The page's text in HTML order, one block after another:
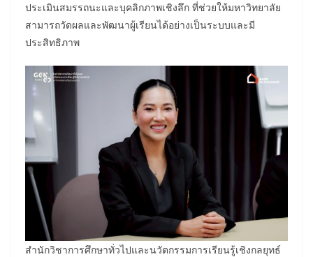
ประเมินสมรรถนะและบุคลิกภาพเชิงลึก ที่ช่วยให้มหาวิทยาลัย
สามารถวัดผลและพัฒนาผู้เรียนได้อย่างเป็นระบบและมี
ประสิทธิภาพ
สำนักวิชาการศึกษาทั่วไปและนวัตกรรมการเรียนรู้เชิงกลยุทธ์